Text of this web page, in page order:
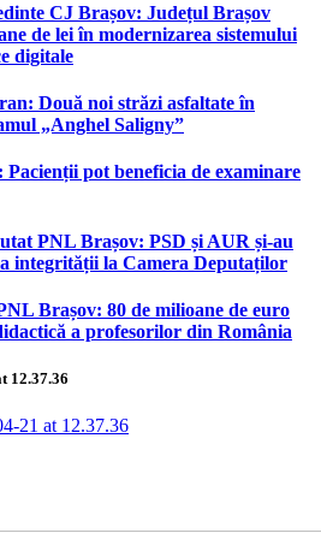
CJ Brașov: Județul Brașov
de lei în modernizarea sistemului
digitale
Două noi străzi asfaltate în
„Anghel Saligny”
pot beneficia de examinare
PNL Brașov: PSD și AUR și-au
integrității la Camera Deputaților
Brașov: 80 de milioane de euro
a profesorilor din România
12.37.36